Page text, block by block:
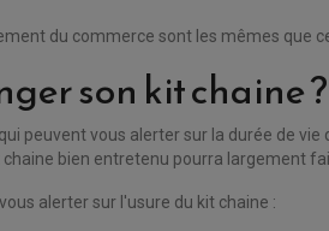
du commerce sont les mêmes
son kit chaine ?
qui peuvent vous alerter sur la durée de
bien entretenu pourra largement
alerter sur l'usure du kit chaine :